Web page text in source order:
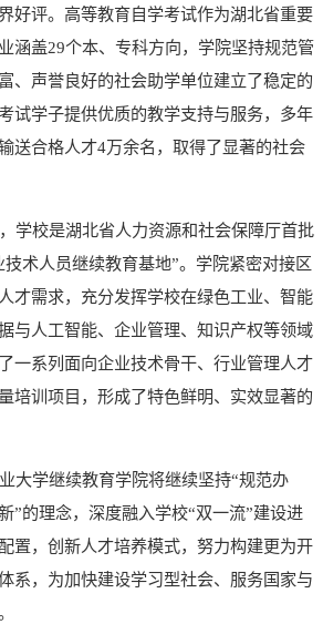
好评。高等教育自学考试作为湖北省重要
涵盖29个本、专科方向，学院坚持规范管
、声誉良好的社会助学单位建立了稳定的
试学子提供优质的教学支持与服务，多年
送合格人才4万余名，取得了显著的社会
学校是湖北省人力资源和社会保障厅首批
术人员继续教育基地”。学院紧密对接区
才需求，充分发挥学校在绿色工业、智能
与人工智能、企业管理、知识产权等领域
一系列面向企业技术骨干、行业管理人才
培训项目，形成了特色鲜明、实效显著的
大学继续教育学院将继续坚持“规范办
”的理念，深度融入学校“双一流”建设进
置，创新人才培养模式，努力构建更为开
系，为加快建设学习型社会、服务国家与